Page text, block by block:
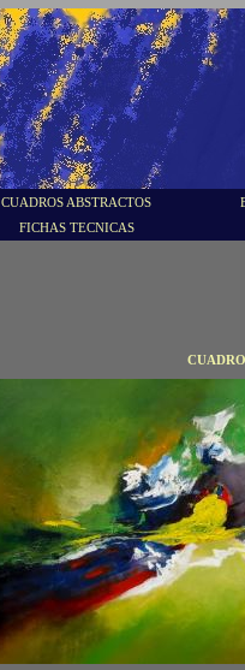
CUADROS ABSTRACTOS
FICHAS TECNICAS